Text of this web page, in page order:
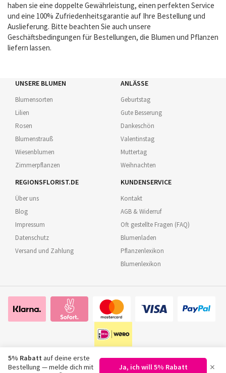
haben sie eine doppelte Gewährleistung, einen perfekten Service
und eine 100% Zufriedenheitsgarantie auf Ihre Bestellung und
Auslieferung. Bitte beachten Sie auch unsere
Geschäftsbedingungen für Bestellungen, die Blumen und Pflanzen
liefern lassen.
UNSERE BLUMEN
Blumensorten
Lilien
Rosen
Blumenstrauß
Wiesenblumen
Zimmerpflanzen
ANLÄSSE
Geburtstag
Gute Besserung
Dankeschön
Valentinstag
Muttertag
Weihnachten
REGIONSFLORIST.DE
Über uns
Blog
Impressum
Datenschutz
Versand und Zahlung
KUNDENSERVICE
Kontakt
AGB & Widerruf
Oft gestellte Fragen (FAQ)
Blumenladen
Pflanzenlexikon
Blumenlexikon
5% Rabatt auf deine erste
Bestellung — melde dich mit
Ja, ich will 5% Rabatt ×